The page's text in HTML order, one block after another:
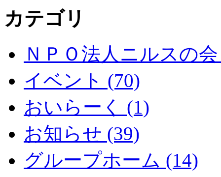
カテゴリ
ＮＰＯ法人ニルスの
イベント (70)
おいらーく (1)
お知らせ (39)
グループホーム (14)